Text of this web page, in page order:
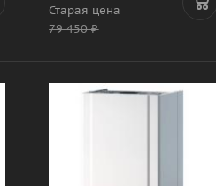
Старая цена
79 450₽